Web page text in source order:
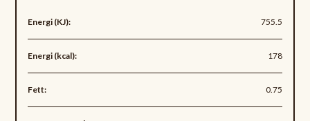
Energi (KJ): 755.5
Energi (kcal): 178
Fett: 0.75